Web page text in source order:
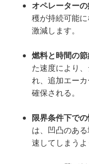
オペレーターの
穫が持続可能
激減します。
燃料と時間の節
た速度により
れ、追加エー
確保される。
限界条件下での
は、凹凸のあ
速してしまうよ